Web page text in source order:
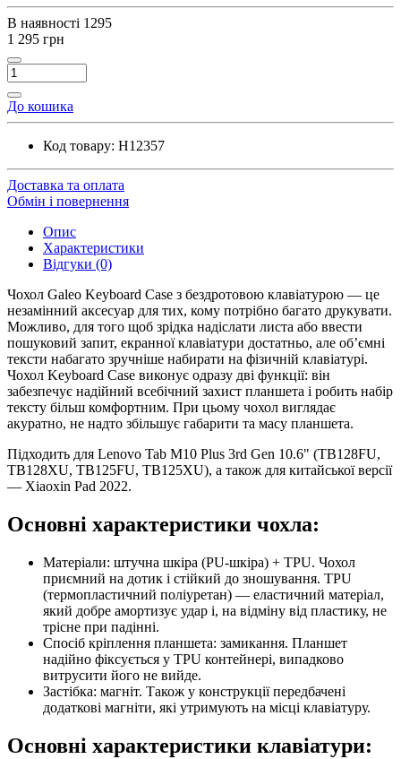
В наявності 1295
1 295 грн
До кошика
Код товару: H12357
Доставка та оплата
Обмін і повернення
Опис
Характеристики
Відгуки (0)
Чохол Galeo Keyboard Case з бездротовою клавіатурою — це
незамінний аксесуар для тих, кому потрібно багато друкувати.
Можливо, для того щоб зрідка надіслати листа або ввести
пошуковий запит, екранної клавіатури достатньо, але об’ємні
тексти набагато зручніше набирати на фізичній клавіатурі.
Чохол Keyboard Case виконує одразу дві функції: він
забезпечує надійний всебічний захист планшета і робить набір
тексту більш комфортним. При цьому чохол виглядає
акуратно, не надто збільшує габарити та масу планшета.
Підходить для Lenovo Tab M10 Plus 3rd Gen 10.6" (TB128FU,
TB128XU, TB125FU, TB125XU), а також для китайської версії
— Xiaoxin Pad 2022.
Основні характеристики чохла:
Матеріали: штучна шкіра (PU-шкіра) + TPU. Чохол
приємний на дотик і стійкий до зношування. TPU
(термопластичний поліуретан) — еластичний матеріал,
який добре амортизує удар і, на відміну від пластику, не
трісне при падінні.
Спосіб кріплення планшета: замикання. Планшет
надійно фіксується у TPU контейнері, випадково
витрусити його не вийде.
Застібка: магніт. Також у конструкції передбачені
додаткові магніти, які утримують на місці клавіатуру.
Основні характеристики клавіатури: